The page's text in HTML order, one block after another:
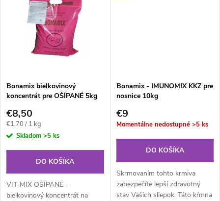
Bonamix bielkovinový
koncentrát pre OŠÍPANÉ 5kg
€8,50
Jednotková
cena:
€1,70 / 1 kg
Skladom >5 ks
DO KOŠÍKA
VIT-MIX OŠÍPANÉ -
bielkovinový koncentrát na
Bonamix - IMUNOMIX KKZ pre
nosnice 10kg
€9
Momentálne nedostupné >5 ks
DO KOŠÍKA
Skrmovaním tohto krmiva
zabezpečíte lepší zdravotný
stav Vašich sliepok. Táto kŕmna